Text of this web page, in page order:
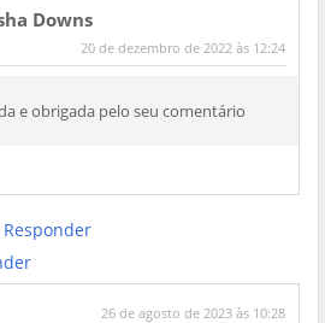
Downs
20 de dezembro de 2022 às 12:24
e obrigada pelo seu comentário
Responder
26 de agosto de 2023 às 10:28